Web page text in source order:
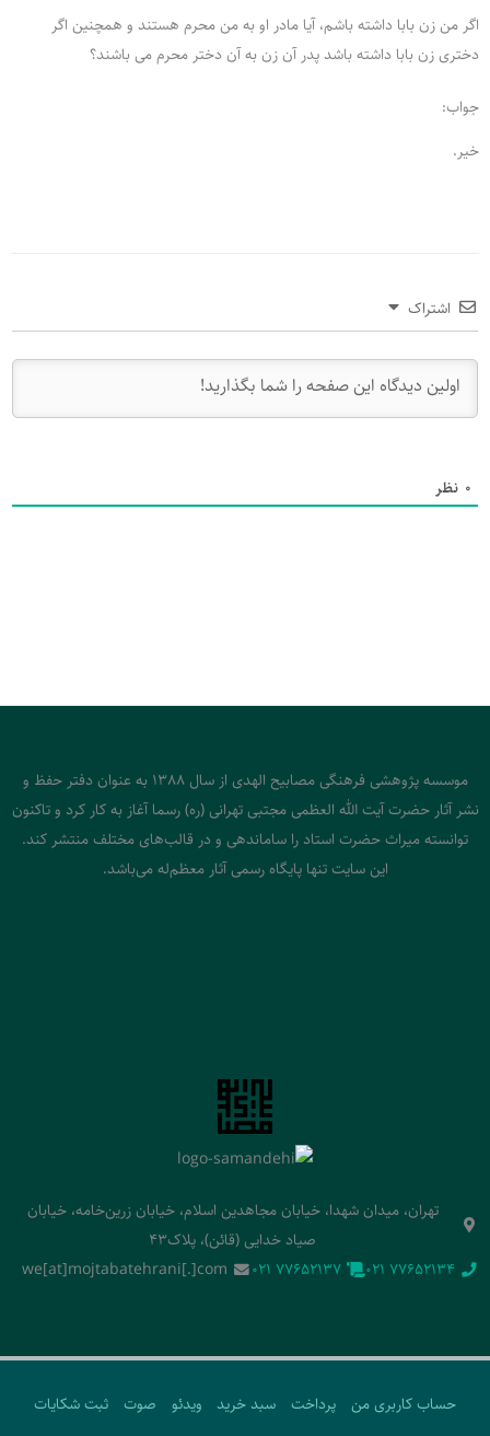
اگر من زن بابا داشته باشم، آیا مادر او به من محرم هستند و همچنین اگر
دختری زن بابا داشته باشد پدر آن زن به آن دختر محرم می باشند؟
جواب:
خیر.
اشتراک
0 نظر
موسسه پژوهشی فرهنگی مصابیح الهدی از سال 1388 به عنوان دفتر حفظ و
نشر آثار حضرت آیت الله العظمی مجتبی تهرانی (ره) رسما آغاز به کار کرد و تاکنون
توانسته میراث حضرت استاد را ساماندهی و در قالب‌های مختلف منتشر کند.
این سایت تنها پایگاه رسمی آثار معظم‌له می‌باشد.
تهران، میدان شهدا، خیابان مجاهدین اسلام، خیابان زرین‌خامه، خیابان
صیاد خدایی (قائن)، پلاک43
‭021 77652134‬
‭021 77652137‬
we[at]mojtabatehrani[.]com
حساب کاربری من پرداخت سبد خرید ویدئو صوت
ثبت شکایات